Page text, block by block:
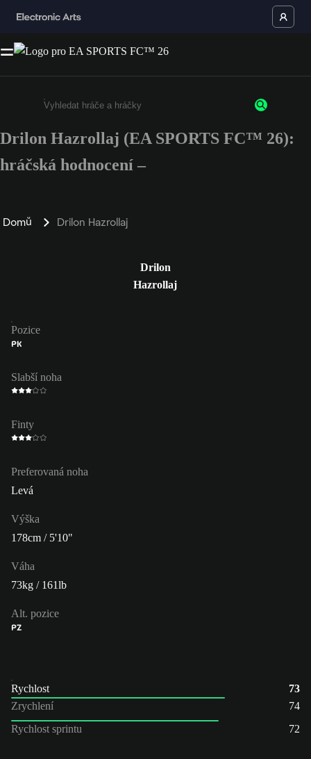
Enter a minimum of 3 characters or numbers
Drilon Hazrollaj (EA SPORTS FC™ 26):
hráčská hodnocení –
Domů Drilon Hazrollaj
Drilon
Hazrollaj
Pozice
PK
Slabší noha
Finty
Preferovaná noha
Levá
Výška
178cm / 5'10"
Váha
73kg / 161lb
Alt. pozice
PZ
Rychlost
73
Zrychlení
74
Rychlost sprintu
72